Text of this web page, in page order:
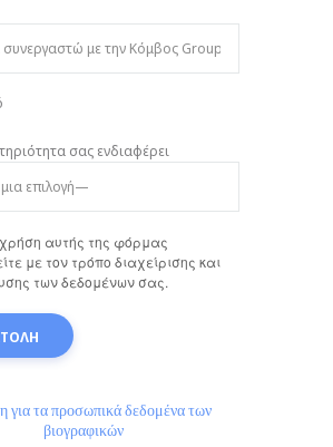
σας ενδιαφέρει
αυτής της φόρμας
με τον τρόπο διαχείρισης και
των δεδομένων σας.
για τα προσωπικά δεδομένα των
βιογραφικών